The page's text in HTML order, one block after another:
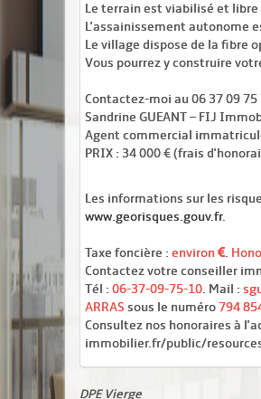
Le terrain est viabilisé et
L'assainissement autonome
Le village dispose de la fibre
Vous pourrez y construire
Contactez-moi au 06 37 09
Sandrine GUEANT – FIJ
Agent commercial
PRIX : 34 000 € (frais
Les informations sur les
www.georisques.gouv.fr.
Taxe foncière : environ .
Contactez votre conseiller
Tél : 06-37-09-75-10. Mail :
ARRAS sous le numéro794
Consultez nos honoraires à
immobilier.fr/public/
DPE Vierge